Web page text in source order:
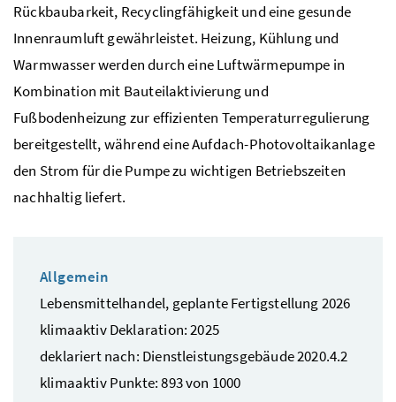
Rückbaubarkeit, Recyclingfähigkeit und eine gesunde
Innenraumluft gewährleistet. Heizung, Kühlung und
Warmwasser werden durch eine Luftwärmepumpe in
Kombination mit Bauteilaktivierung und
Fußbodenheizung zur effizienten Temperaturregulierung
bereitgestellt, während eine Aufdach-Photovoltaikanlage
den Strom für die Pumpe zu wichtigen Betriebszeiten
nachhaltig liefert.
Allgemein
Lebensmittelhandel, geplante Fertigstellung 2026
klimaaktiv Deklaration: 2025
deklariert nach: Dienstleistungsgebäude 2020.4.2
klimaaktiv Punkte: 893 von 1000